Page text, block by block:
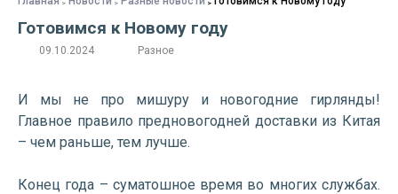
Готовимся к Новому году
09.10.2024 Разное
И мы не про мишуру и новогодние гирлянды!
Главное правило предновогодней доставки из Китая
– чем раньше, тем лучше.
Конец года – суматошное время во многих службах.